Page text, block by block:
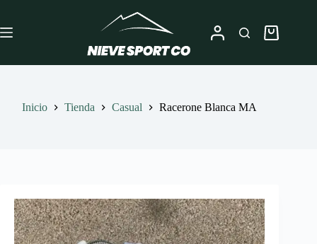
contenido
Carro
compra
Inicio Tienda Casual Racerone Blanca MA